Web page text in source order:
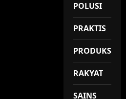
POLUSI
PRAKTIS
PRODUKSI
RAKYAT
SAINS